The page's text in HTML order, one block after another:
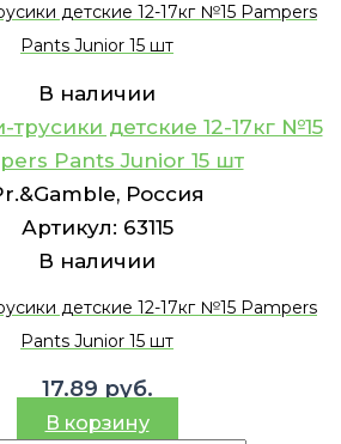
детские 12-17кг №15 Pampers
Pants Junior 15 шт
В наличии
трусики детские 12-17кг №15
Pants Junior 15 шт
Россия
Артикул: 63115
В наличии
детские 12-17кг №15 Pampers
Pants Junior 15 шт
17.89 руб.
В корзину